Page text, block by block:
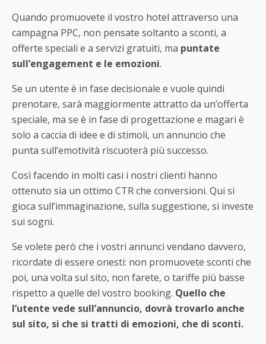
Quando promuovete il vostro hotel attraverso una
campagna PPC, non pensate soltanto a sconti, a
offerte speciali e a servizi gratuiti, ma puntate
sull’engagement e le emozioni.
Se un utente è in fase decisionale e vuole quindi
prenotare, sarà maggiormente attratto da un’offerta
speciale, ma se è in fase di progettazione e magari è
solo a caccia di idee e di stimoli, un annuncio che
punta sull’emotività riscuoterà più successo.
Così facendo in molti casi i nostri clienti hanno
ottenuto sia un ottimo CTR che conversioni. Qui si
gioca sull’immaginazione, sulla suggestione, si investe
sui sogni.
Se volete però che i vostri annunci vendano davvero,
ricordate di essere onesti: non promuovete sconti che
poi, una volta sul sito, non farete, o tariffe più basse
rispetto a quelle del vostro booking. Quello che
l’utente vede sull’annuncio, dovrà trovarlo anche
sul sito, si che si tratti di emozioni, che di sconti.